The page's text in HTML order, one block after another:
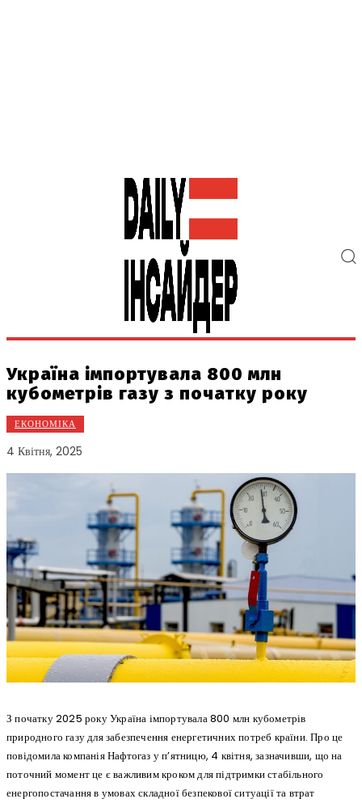
Україна імпортувала 800 млн
кубометрів газу з початку року
ЕКОНОМІКА
4 Квітня, 2025
З початку 2025 року Україна імпортувала 800 млн кубометрів
природного газу для забезпечення енергетичних потреб країни. Про це
повідомила компанія Нафтогаз у п’ятницю, 4 квітня, зазначивши, що на
поточний момент це є важливим кроком для підтримки стабільного
енергопостачання в умовах складної безпекової ситуації та втрат